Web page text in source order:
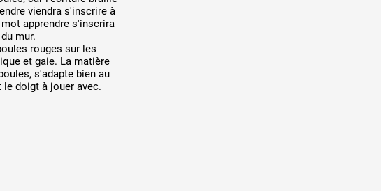
viendra s'inscrire à
apprendre s'inscrira
mur.
rouges sur les
et gaie. La matière
s'adapte bien au
doigt à jouer avec.